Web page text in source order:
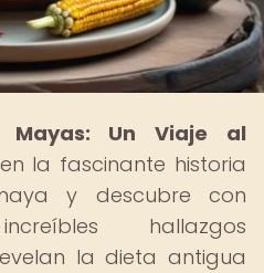
Mayas: Un Viaje al
la fascinante historia
y descubre con
hallazgos
la dieta antigua